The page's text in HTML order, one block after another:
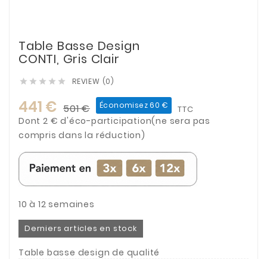
Table Basse Design
CONTI, Gris Clair
     REVIEW (0)
441 € 501 € Économisez 60 € TTC
Dont 2 € d'éco-participation(ne sera pas
compris dans la réduction)
10 à 12 semaines
Derniers articles en stock
Table basse design de qualité